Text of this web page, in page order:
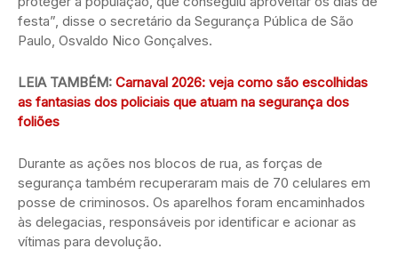
festa”, disse o secretário da Segurança Pública de São
Paulo, Osvaldo Nico Gonçalves.
LEIA TAMBÉM: Carnaval 2026: veja como são escolhidas
as fantasias dos policiais que atuam na segurança dos
foliões
Durante as ações nos blocos de rua, as forças de
segurança também recuperaram mais de 70 celulares em
posse de criminosos. Os aparelhos foram encaminhados
às delegacias, responsáveis por identificar e acionar as
vítimas para devolução.